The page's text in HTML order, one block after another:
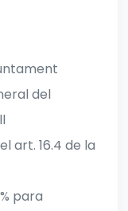
del
art. 16.4 de la
para